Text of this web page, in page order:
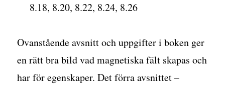
8.18, 8.20, 8.22, 8.24, 8.26
Ovanstående avsnitt och uppgifter i boken ger
en rätt bra bild vad magnetiska fält skapas och
har för egenskaper. Det förra avsnittet –